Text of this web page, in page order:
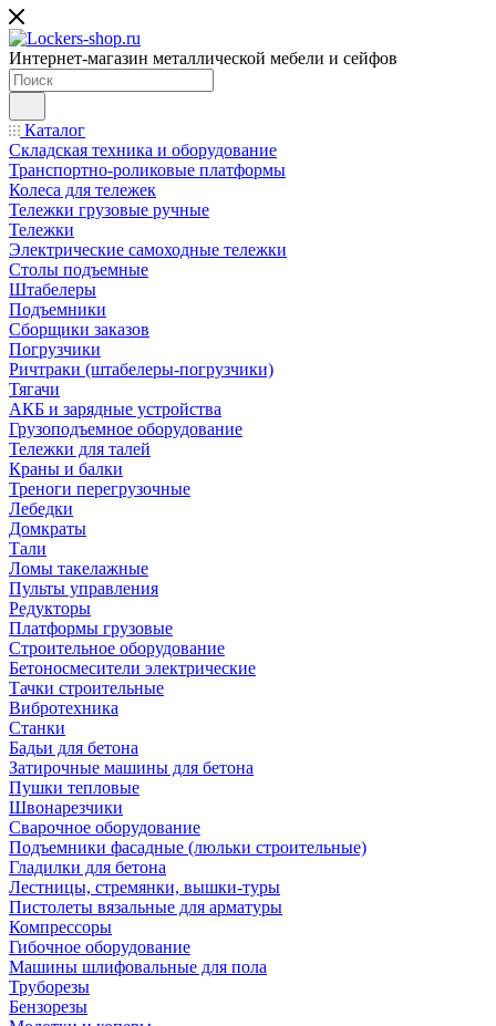
Интернет-магазин металлической мебели и сейфов
Каталог
Складская техника и оборудование
Транспортно-роликовые платформы
Колеса для тележек
Тележки грузовые ручные
Тележки
Электрические самоходные тележки
Столы подъемные
Штабелеры
Подъемники
Сборщики заказов
Погрузчики
Ричтраки (штабелеры-погрузчики)
Тягачи
АКБ и зарядные устройства
Грузоподъемное оборудование
Тележки для талей
Краны и балки
Треноги перегрузочные
Лебедки
Домкраты
Тали
Ломы такелажные
Пульты управления
Редукторы
Платформы грузовые
Строительное оборудование
Бетоносмесители электрические
Тачки строительные
Вибротехника
Станки
Бадьи для бетона
Затирочные машины для бетона
Пушки тепловые
Швонарезчики
Сварочное оборудование
Подъемники фасадные (люльки строительные)
Гладилки для бетона
Лестницы, стремянки, вышки-туры
Пистолеты вязальные для арматуры
Компрессоры
Гибочное оборудование
Машины шлифовальные для пола
Труборезы
Бензорезы